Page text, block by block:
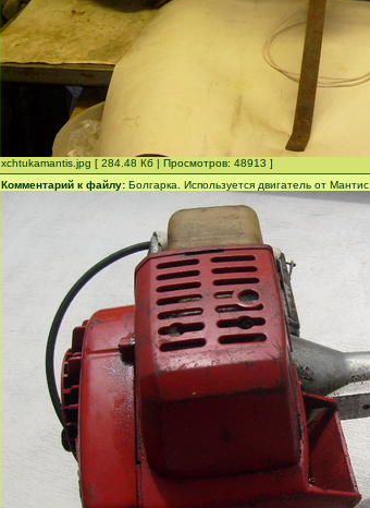
xchtukamantis.jpg [ 284.48 Кб | Просмотров: 48913 ]
Комментарий к файлу: Болгарка. Используется двигатель от Мантис